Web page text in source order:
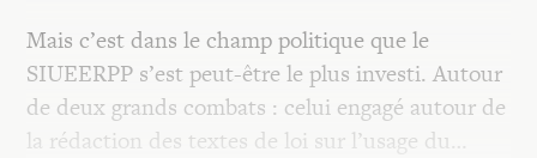
Mais c’est dans le champ politique que le
SIUEERPP s’est peut-être le plus investi. Autour
de deux grands combats : celui engagé autour de
la rédaction des textes de loi sur l’usage du…